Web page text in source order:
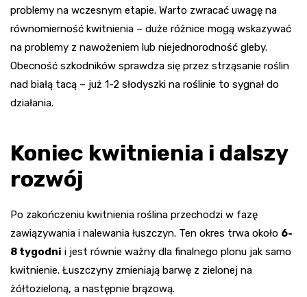
problemy na wczesnym etapie. Warto zwracać uwagę na
równomierność kwitnienia – duże różnice mogą wskazywać
na problemy z nawożeniem lub niejednorodność gleby.
Obecność szkodników sprawdza się przez strząsanie roślin
nad białą tacą – już 1-2 słodyszki na roślinie to sygnał do
działania.
Koniec kwitnienia i dalszy
rozwój
Po zakończeniu kwitnienia roślina przechodzi w fazę
zawiązywania i nalewania łuszczyn. Ten okres trwa około 6-
8 tygodni i jest równie ważny dla finalnego plonu jak samo
kwitnienie. Łuszczyny zmieniają barwę z zielonej na
żółtozieloną, a następnie brązową.